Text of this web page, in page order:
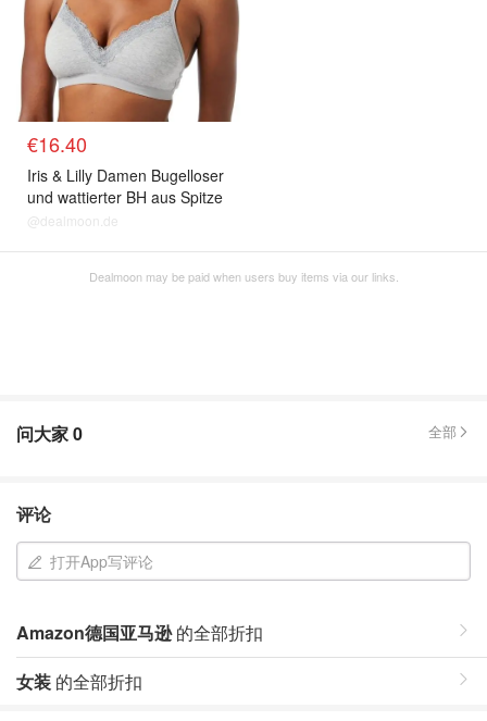
€16.40
Iris & Lilly Damen Bugelloser
und wattierter BH aus Spitze
@dealmoon.de
Dealmoon may be paid when users buy items via our links.
问大家0 全部
评论
打开App写评论
Amazon德国亚马逊的全部折扣
女装 的全部折扣